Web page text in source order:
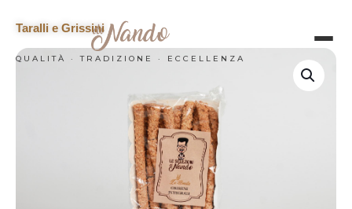
QUALITÀ · TRADIZIONE · ECCELLENZA
HOME
CATERING
LA NOSTRA SELEZIONE
Taralli e Grissini